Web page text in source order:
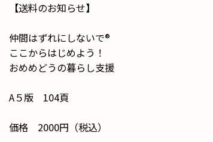
【送料のお知らせ】
仲間はずれにしないで®️
ここからはじめよう！
おめめどうの暮らし支援
A５版 104頁
価格 2000円（税込）